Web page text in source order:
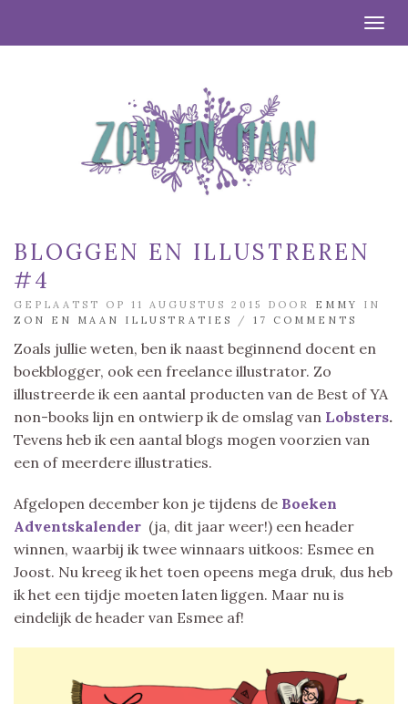
BLOGGEN EN ILLUSTREREN
#4
GEPLAATST OP 11 AUGUSTUS 2015 DOOR EMMY
IN
ZON EN MAAN ILLUSTRATIES
/ 17 COMMENTS
Zoals jullie weten, ben ik naast beginnend docent en
boekblogger, ook een freelance illustrator. Zo
illustreerde ik een aantal producten van de Best of YA
non-books lijn en ontwierp ik de omslag van Lobsters.
Tevens heb ik een aantal blogs mogen voorzien van
een of meerdere illustraties.
Afgelopen december kon je tijdens de Boeken
Adventskalender (ja, dit jaar weer!) een header
winnen, waarbij ik twee winnaars uitkoos: Esmee en
Joost. Nu kreeg ik het toen opeens mega druk, dus heb
ik het een tijdje moeten laten liggen. Maar nu is
eindelijk de header van Esmee af!